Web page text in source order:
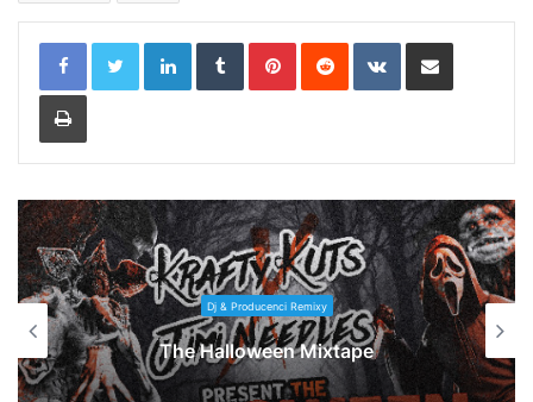
LinkedInTumblrPinterestReddit VKontakteShare via Email
Print
Dj & Producenci Remixy
The Halloween Mixtape